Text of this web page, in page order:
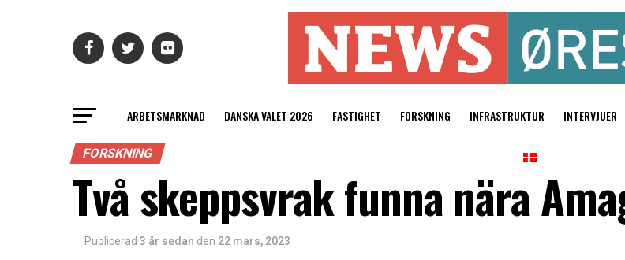
ARBETSMARKNAD DANSKA VALET 2026 FASTIGHET FORSKNING INFRASTRUKTUR INTERVJUER
FORSKNING
Två skeppsvrak funna nära
Publicerad 3 år sedan den 22 mars, 2023